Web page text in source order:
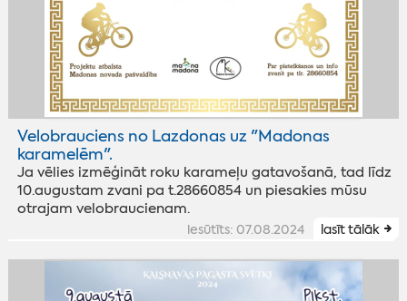
Velobrauciens no Lazdonas uz "Madonas
karamelēm".
Ja vēlies izmēģināt roku karameļu gatavošanā, tad līdz
10.augustam zvani pa t.28660854 un piesakies mūsu
otrajam velobraucienam.
iesūtīts: 07.08.2024 lasīt tālāk